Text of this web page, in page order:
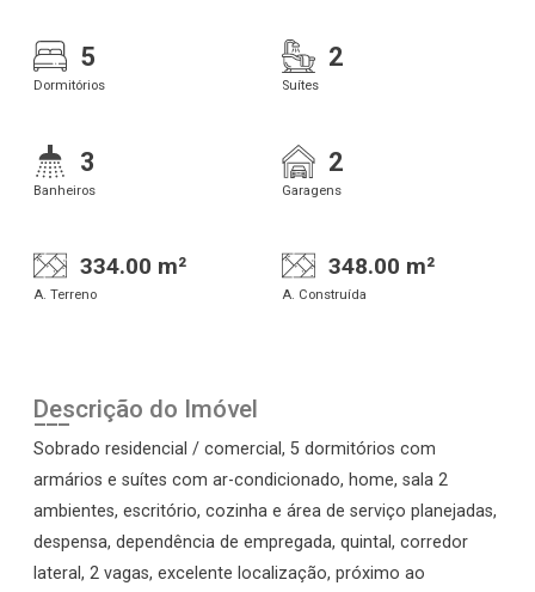
5
Dormitórios
2
Suítes
3
Banheiros
2
Garagens
334.00 m²
A. Terreno
348.00 m²
A. Construída
Descrição do Imóvel
Sobrado residencial / comercial, 5 dormitórios com
armários e suítes com ar-condicionado, home, sala 2
ambientes, escritório, cozinha e área de serviço planejadas,
despensa, dependência de empregada, quintal, corredor
lateral, 2 vagas, excelente localização, próximo ao